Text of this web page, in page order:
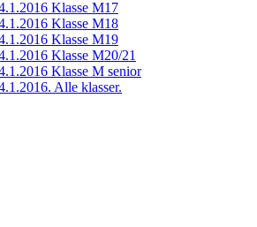
Klasse M17
Klasse M18
Klasse M19
Klasse M20/21
Klasse M senior
Alle klasser.